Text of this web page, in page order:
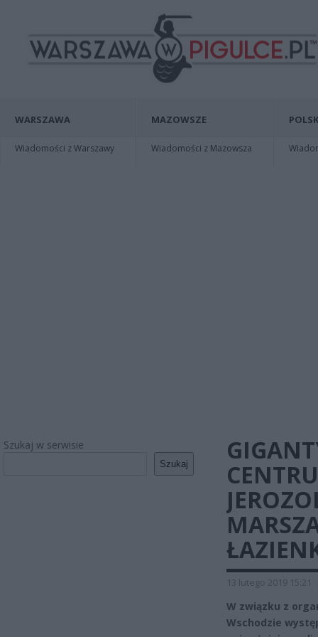
WARSZAWA
Wiadomości z Warszawy
MAZOWSZE
Wiadomości z Mazowsza
Szukaj w serwisie
Szukaj
13 lutego 2019 15:21
W związku z
Wschodzie